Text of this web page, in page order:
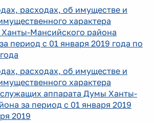
расходах, об имуществе и
характера
Мансийского района
период с 01 января 2019 года по
расходах, об имуществе и
характера
аппарата Думы Ханты-
за период с 01 января 2019
2019